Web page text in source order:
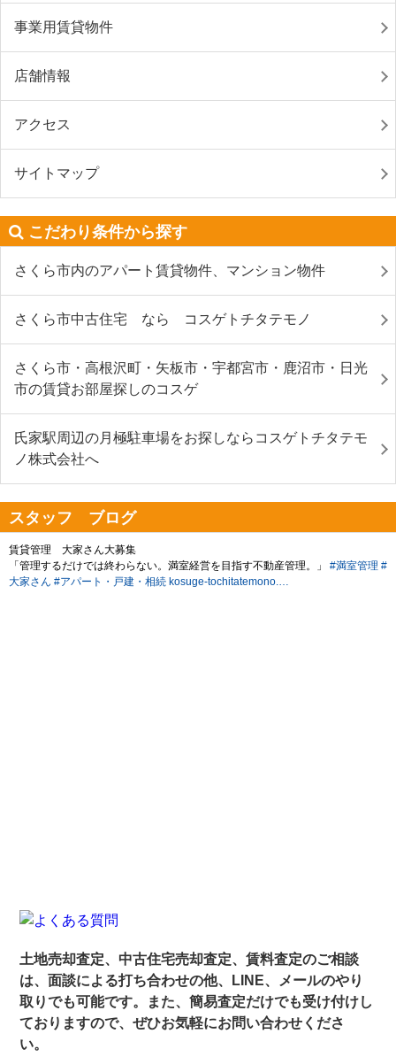
事業用賃貸物件
店舗情報
アクセス
サイトマップ
こだわり条件から探す
さくら市内のアパート賃貸物件、マンション物件
さくら市中古住宅 なら コスゲトチタテモノ
さくら市・高根沢町・矢板市・宇都宮市・鹿沼市・日光
市の賃貸お部屋探しのコスゲ
氏家駅周辺の月極駐車場をお探しならコスゲトチタテモ
ノ株式会社へ
スタッフ ブログ
土地売却査定、中古住宅売却査定、賃料査定のご相談
は、面談による打ち合わせの他、LINE、メールのやり
取りでも可能です。また、簡易査定だけでも受け付けし
ておりますので、ぜひお気軽にお問い合わせくださ
い。